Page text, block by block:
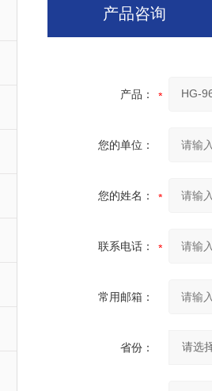
产品咨询
产品：
您的单位：
您的姓名：
联系电话：
常用邮箱：
省份：